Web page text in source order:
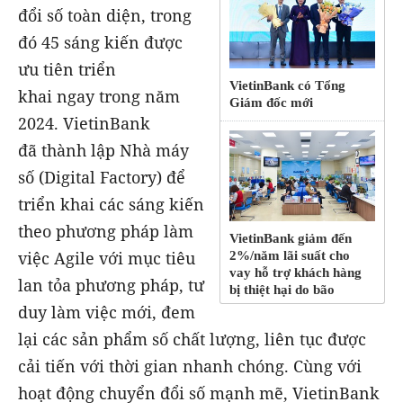
VietinBank có Tổng
Giám đốc mới
VietinBank giảm đến
2%/năm lãi suất cho
vay hỗ trợ khách hàng
bị thiệt hại do bão
đổi số toàn diện, trong
đó 45 sáng kiến được
ưu tiên triển
khai ngay trong năm
2024. VietinBank
đã thành lập Nhà máy
số (Digital Factory) để
triển khai các sáng kiến
theo phương pháp làm
việc Agile với mục tiêu
lan tỏa phương pháp, tư
duy làm việc mới, đem
lại các sản phẩm số chất lượng, liên tục được
cải tiến với thời gian nhanh chóng. Cùng với
hoạt động chuyển đổi số mạnh mẽ, VietinBank